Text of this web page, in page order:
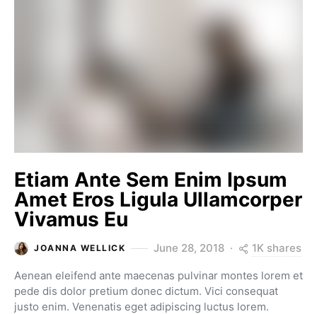
Etiam Ante Sem Enim Ipsum
Amet Eros Ligula Ullamcorper
Vivamus Eu
JOANNA WELLICK June 28, 2018 1K shares
Aenean eleifend ante maecenas pulvinar montes lorem et
pede dis dolor pretium donec dictum. Vici consequat
justo enim. Venenatis eget adipiscing luctus lorem.